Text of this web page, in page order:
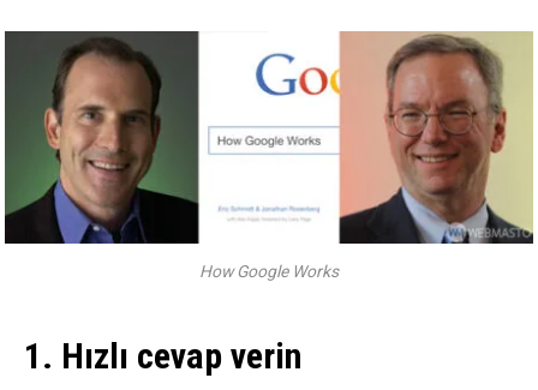
How Google Works
1. Hızlı cevap verin